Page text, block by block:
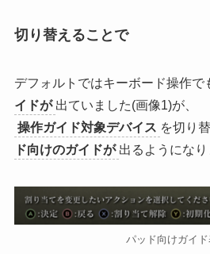
切り替えることで
デフォルトではキーボード操作で
イドが 出ていました(画像1)が、
操作ガイド対象デバイス を切り
ド向けのガイドが 出るようになり
パッド向けガイ